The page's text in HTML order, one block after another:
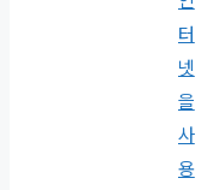
터
넷
을
사
용